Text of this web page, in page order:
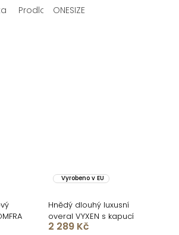
Prodloužená délka
ONESIZE
Vyrobeno v EU
Hnědý dlouhý luxusní
overal VYXEN s kapucí
2 289 Kč